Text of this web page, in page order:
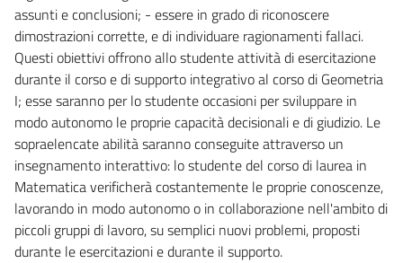
assunti e conclusioni; - essere in grado di riconoscere
dimostrazioni corrette, e di individuare ragionamenti fallaci.
Questi obiettivi offrono allo studente attività di esercitazione
durante il corso e di supporto integrativo al corso di Geometria
I; esse saranno per lo studente occasioni per sviluppare in
modo autonomo le proprie capacità decisionali e di giudizio. Le
sopraelencate abilità saranno conseguite attraverso un
insegnamento interattivo: lo studente del corso di laurea in
Matematica verificherà costantemente le proprie conoscenze,
lavorando in modo autonomo o in collaborazione nell'ambito di
piccoli gruppi di lavoro, su semplici nuovi problemi, proposti
durante le esercitazioni e durante il supporto.